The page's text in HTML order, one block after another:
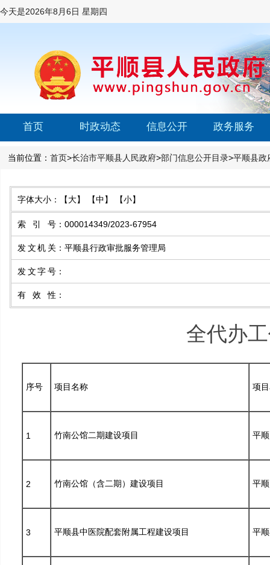
今天是2026年8月6日 星期四
首页 时政动态 信息公开 政务服务
当前位置： 首页>长治市平顺县人民政府>部门信息公开目录>平顺县政
字体大小： 【大】 【中】 【小】
索引号 ： 000014349/2023-67954
发文机关 ： 平顺县行政审批服务管理局
发文字号 ：
有效性 ：
全代办
序号 项目名称 项
1 竹南公馆二期建设项目 平
2 竹南公馆（含二期）建设项目 平
3 平顺县中医院配套附属工程建设项目 平